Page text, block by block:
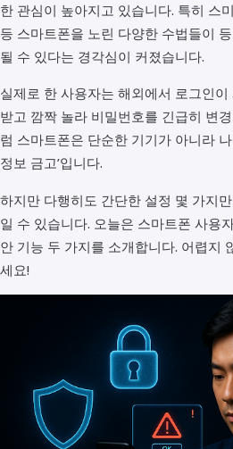
한 관심이 높아지고 있습니다. 특히 스
등 스마트폰을 노린 다양한 수법들이
될 수 있다는 경각심이 커졌습니다.
실제로 한 사용자는 해외에서 로그인
받고 깜짝 놀라 비밀번호를 긴급히 변
럼 스마트폰은 단순한 기기가 아니라
정보 금고’입니다.
하지만 다행히도 간단한 설정 몇 가지
일 수 있습니다. 오늘은 스마트폰 사용
안 기능 두 가지를 소개합니다. 어렵지
세요!